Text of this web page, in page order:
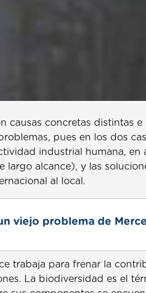
causas concretas distintas
pues en los dos
industrial humana, en
largo alcance), y las
al local.
viejo problema de
trabaja para frenar la
La biodiversidad es el